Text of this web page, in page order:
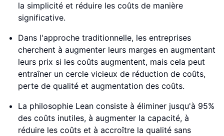
la simplicité et réduire les coûts de manière
significative.
Dans l'approche traditionnelle, les entreprises
cherchent à augmenter leurs marges en augmentant
leurs prix si les coûts augmentent, mais cela peut
entraîner un cercle vicieux de réduction de coûts,
perte de qualité et augmentation des coûts.
La philosophie Lean consiste à éliminer jusqu'à 95%
des coûts inutiles, à augmenter la capacité, à
réduire les coûts et à accroître la qualité sans